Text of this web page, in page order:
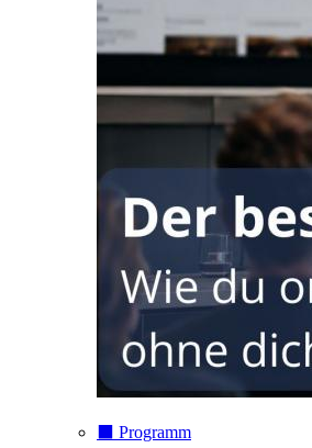
⬛️ Programm